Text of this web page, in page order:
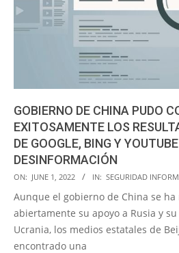
GOBIERNO DE CHINA PUDO
EXITOSAMENTE LOS
DE GOOGLE, BING Y
DESINFORMACIÓN
2022-
06-
01
ON: JUNE 1, 2022 IN: SEGURIDAD
Aunque el gobierno de China se
abiertamente su apoyo a Rusia y
Ucrania, los medios estatales de
encontrado una